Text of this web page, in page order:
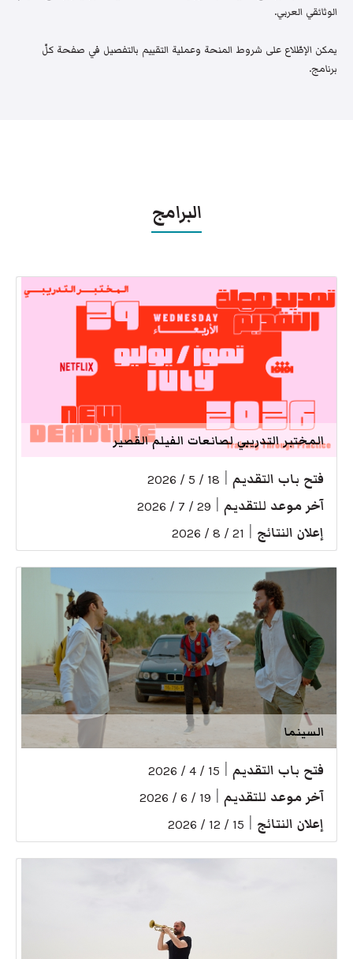
الوثائقي العربي.
يمكن الإطّلاع على شروط المنحة وعملية التقييم بالتفصيل في صفحة كلّ
برنامج.
البرامج
المختبر التدريبي لصانعات الفيلم القصير
فتح باب التقديم 18 / 5 / 2026
آخر موعد للتقديم 29 / 7 / 2026
إعلان النتائج 21 / 8 / 2026
السينما
فتح باب التقديم 15 / 4 / 2026
آخر موعد للتقديم 19 / 6 / 2026
إعلان النتائج 15 / 12 / 2026